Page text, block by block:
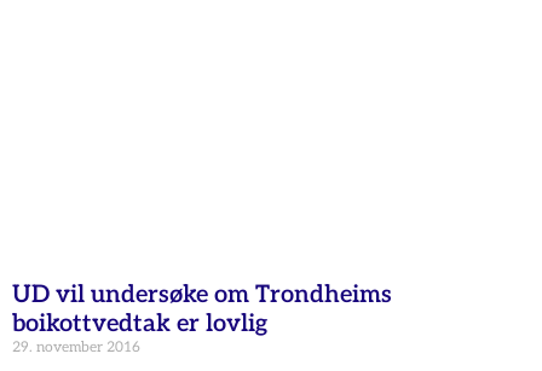
UD vil undersøke om Trondheims
boikottvedtak er lovlig
29. november 2016